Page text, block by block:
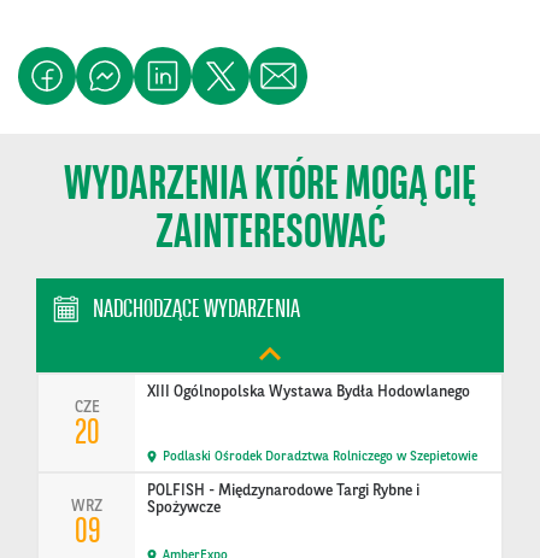
WYDARZENIA KTÓRE MOGĄ CIĘ
ZAINTERESOWAĆ
NADCHODZĄCE WYDARZENIA
09
Ptak Expo
Międzynarodowe Branżowe Targi Żywności
BAKERY TECH POLAND - Branżowe Targi Technologii
i Sprzętu Piekarn…
CZE
15
Tomorrow
CZE
20
XIII Ogólnopolska Wystawa Bydła Hodowlanego
Podlaski Ośrodek Doradztwa Rolniczego w Szepietowie
WRZ
09
POLFISH - Międzynarodowe Targi Rybne i
Spożywcze